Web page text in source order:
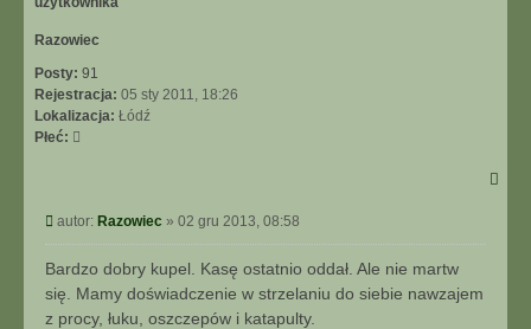
Razowiec
Posty: 91
Rejestracja: 05 sty 2011, 18:26
Lokalizacja: Łódź
Płeć:
Post
autor: Razowiec » 02 gru 2013, 08:58
Bardzo dobry kupel. Kasę ostatnio oddał. Ale nie martw
się. Mamy doświadczenie w strzelaniu do siebie nawzajem
z procy, łuku, oszczepów i katapulty.